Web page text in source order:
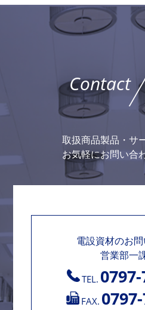
Contact
取扱商品製品・サ
お気軽にお問い合
電設資材のお
営業部一
TEL.
FAX.